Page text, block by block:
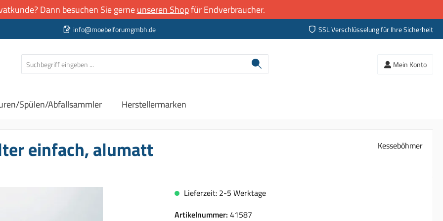
Dann besuchen Sie gerneunseren Shopfür Endverbraucher.
info@moebelforumgmbh.de SSL Verschlüsselung für Ihre Sicherheit
Mein Konto
Spülen/Abfallsammler Herstellermarken
einfach, alumatt Kesseböhmer
Lieferzeit: 2-5 Werktage
Artikelnummer: 41587